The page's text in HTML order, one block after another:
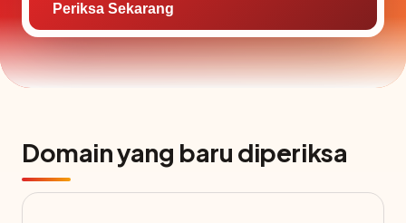
Periksa Sekarang
Domain yang baru diperiksa